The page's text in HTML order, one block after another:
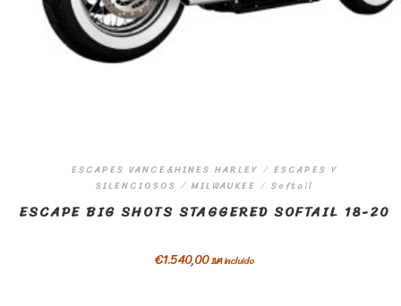
ESCAPES VANCE&HINES HARLEY / ESCAPES Y
SILENCIOSOS / MILWAUKEE / Softail
ESCAPE BIG SHOTS STAGGERED SOFTAIL 18-20
€1.540,00IVA incluido